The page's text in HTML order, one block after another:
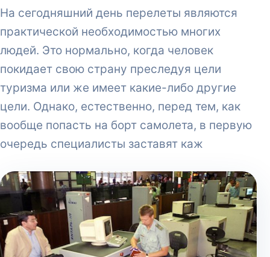
На сегодняшний день перелеты являются
практической необходимостью многих
людей. Это нормально, когда человек
покидает свою страну преследуя цели
туризма или же имеет какие-либо другие
цели. Однако, естественно, перед тем, как
вообще попасть на борт самолета, в первую
очередь специалисты заставят каж